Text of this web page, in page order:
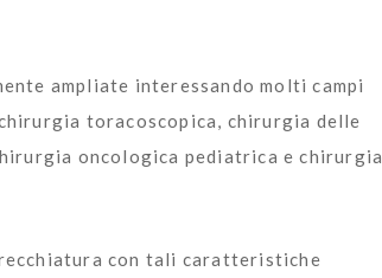
ampliate interessando molti campi
toracoscopica, chirurgia delle
oncologica pediatrica e chirurgia
con tali caratteristiche